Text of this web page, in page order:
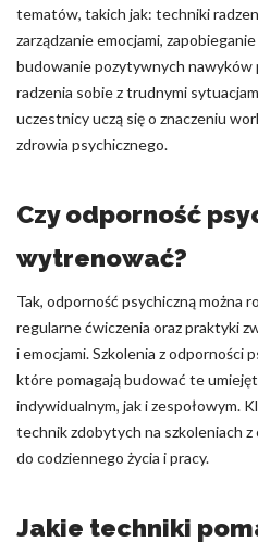
tematów, takich jak: techniki
zarządzanie emocjami,
budowanie pozytywnych
radzenia sobie z trudnymi
uczestnicy uczą się o znaczeniu
zdrowia psychicznego.
Czy odporność
wytrenować?
Tak, odporność psychiczną można
regularne ćwiczenia oraz praktyki
i emocjami. Szkolenia z odporności
które pomagają budować te
indywidualnym, jak i zespołowym.
technik zdobytych na szkoleniach
do codziennego życia i pracy.
Jakie techniki